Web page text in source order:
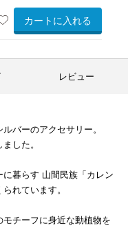
カートに入れる
レビュー
バーのアクセサリー。
した。
暮らす 山間民族「カレン
れています。
チーフに身近な動植物を